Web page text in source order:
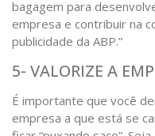
bagagem para
empresa e contribuir na
publicidade da ABP.”
5- VALORIZE A
É importante que você
empresa a que está se